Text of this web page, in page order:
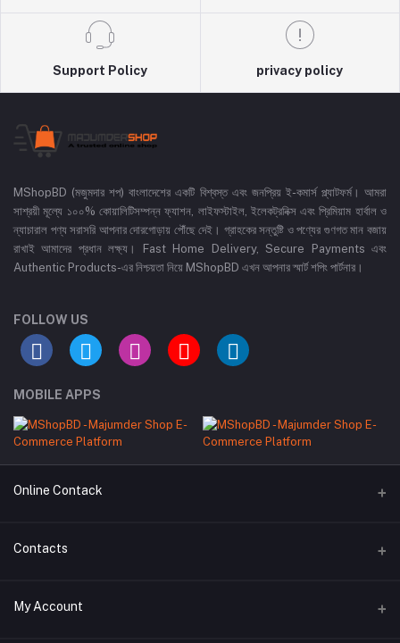
Support Policy privacy policy
MShopBD (মজুমদার শপ) বাংলাদেশের একটি বিশ্বস্ত এবং জনপ্রিয় ই-কমার্স প্ল্যাটফর্ম। আমরা
সাশ্রয়ী মূল্যে ১০০% কোয়ালিটিসম্পন্ন ফ্যাশন, লাইফস্টাইল, ইলেকট্রনিক্স এবং প্রিমিয়াম হার্বাল ও
ন্যাচারাল পণ্য সরাসরি আপনার দোরগোড়ায় পৌঁছে দেই। গ্রাহকের সন্তুষ্টি ও পণ্যের গুণগত মান বজায়
রাখাই আমাদের প্রধান লক্ষ্য। Fast Home Delivery, Secure Payments এবং
Authentic Products-এর নিশ্চয়তা নিয়ে MShopBD এখন আপনার স্মার্ট শপিং পার্টনার।
FOLLOW US
MOBILE APPS
Online Contack
WhatsApp
Contacts
Address
My Account